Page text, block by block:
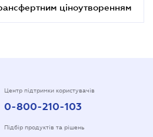
ціноутворенням
Центр підтримки користувачів
0-800-210-103
Підбір продуктів та рішень